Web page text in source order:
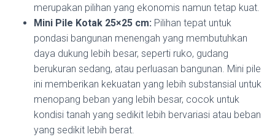
merupakan pilihan yang ekonomis namun tetap kuat.
Mini Pile Kotak 25×25 cm: Pilihan tepat untuk
pondasi bangunan menengah yang membutuhkan
daya dukung lebih besar, seperti ruko, gudang
berukuran sedang, atau perluasan bangunan. Mini pile
ini memberikan kekuatan yang lebih substansial untuk
menopang beban yang lebih besar, cocok untuk
kondisi tanah yang sedikit lebih bervariasi atau beban
yang sedikit lebih berat.